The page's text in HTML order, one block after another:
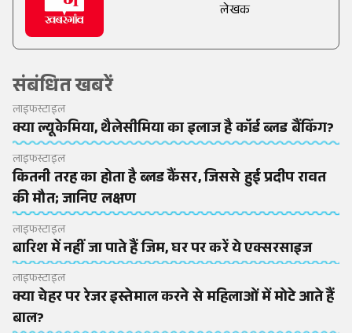
लेखक
संबंधित खबरें
लाइफस्टाइल
क्या ल्यूकेमिया, थैलेसीमिया का इलाज है कॉर्ड ब्लड बैंकिंग?
लाइफस्टाइल
कितनी तरह का होता है ब्लड कैंसर, जिससे हुई प्रदीप रावत
की मौत; जानिए लक्षण
लाइफस्टाइल
बारिश में नहीं जा पाते हैं जिम, घर पर करें ये एक्सरसाइज
लाइफस्टाइल
क्या चेहर पर रेजर इस्तेमाल करने से महिलाओं में मोटे आते हैं
बाल?